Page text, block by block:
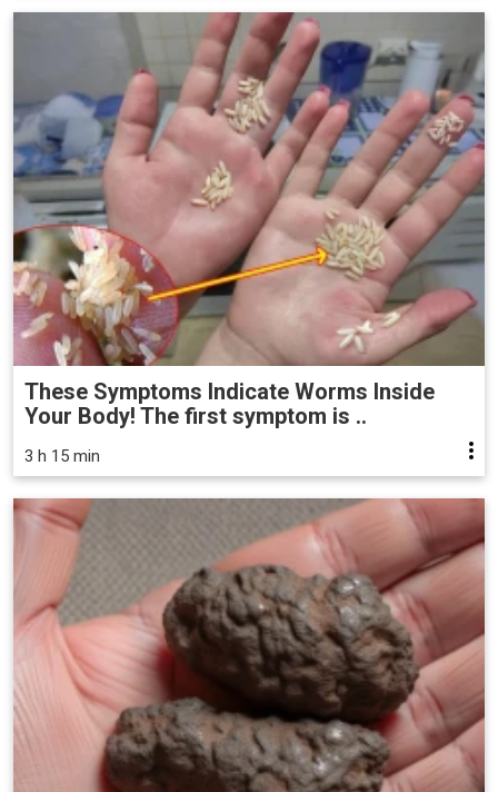
These Symptoms Indicate Worms Inside
Your Body! The first symptom is ..
3 h 15 min